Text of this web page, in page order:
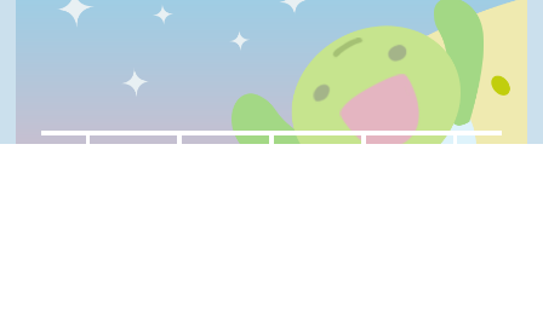
一級棒:0%我喜歡:0%很實用:0%夠新奇:0%普普啦:0%